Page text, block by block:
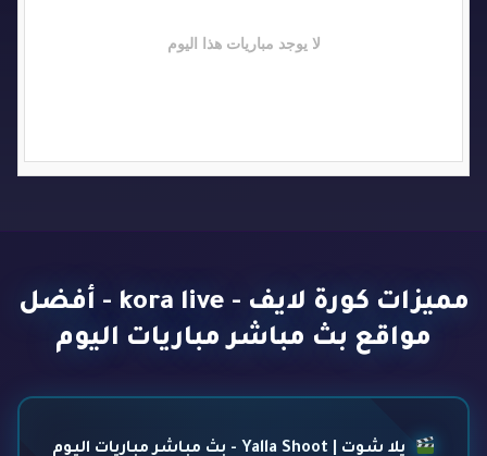
لا يوجد مباريات هذا اليوم
مميزات كورة لايف - kora live - أفضل
مواقع بث مباشر مباريات اليوم
يلا شوت | Yalla Shoot - بث مباشر مباريات اليوم